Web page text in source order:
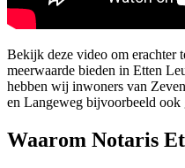
Bekijk deze video om erachter
meerwaarde bieden in Etten
hebben wij inwoners van
en Langeweg bijvoorbeeld ook
Waarom Notaris